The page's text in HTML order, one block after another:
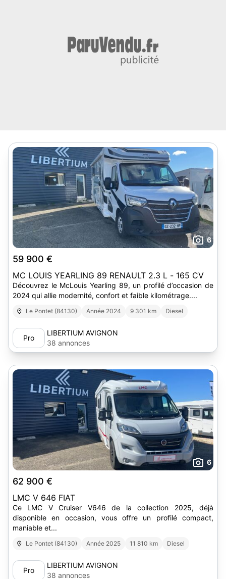
6
59 900 €
MC LOUIS YEARLING 89 RENAULT 2.3 L - 165 CV
Découvrez le McLouis Yearling 89, un profilé d’occasion de
2024 qui allie modernité, confort et faible kilométrage....
Le Pontet (84130) Année 2024 9 301 km Diesel
Pro
LIBERTIUM AVIGNON
38 annonces
6
62 900 €
LMC V 646 FIAT
Ce LMC V Cruiser V646 de la collection 2025, déjà
disponible en occasion, vous offre un profilé compact,
maniable et...
Le Pontet (84130) Année 2025 11 810 km Diesel
Pro
LIBERTIUM AVIGNON
38 annonces